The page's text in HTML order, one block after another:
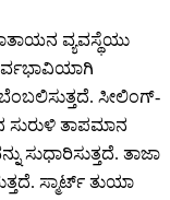
ವ್ಯವಸ್ಥೆಯು
ಬೆಂಬಲಿಸುತ್ತದೆ. ಸೀಲಿಂಗ್-
ತಾಪಮಾನ
ತಾಜಾ
ಸ್ಮಾರ್ಟ್ ತುಯಾ